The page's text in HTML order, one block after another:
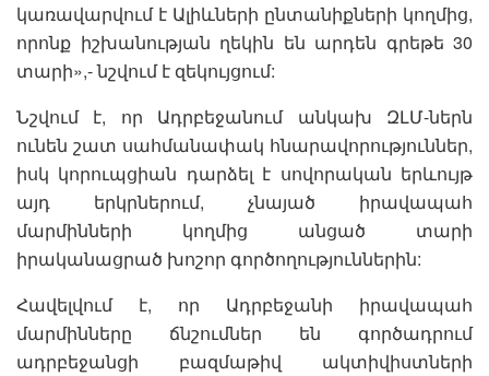
կառավարվում է Ալիևների ընտանիքների կողմից,
որոնք իշխանության ղեկին են արդեն գրեթե 30
տարի»,- նշվում է զեկույցում:
Նշվում է, որ Ադրբեջանում անկախ ԶԼՄ-ներն
ունեն շատ սահմանափակ հնարավորություններ,
իսկ կորուպցիան դարձել է սովորական երևույթ
այդ երկրներում, չնայած իրավապահ
մարմինների կողմից անցած տարի
իրականացրած խոշոր գործողություններին:
Հավելվում է, որ Ադրբեջանի իրավապահ
մարմինները ճնշումներ են գործադրում
ադրբեջանցի բազմաթիվ ակտիվիստների